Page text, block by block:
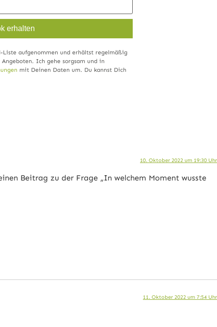
erhalten
aufgenommen und erhältst regelmäßig
Ich gehe sorgsam und in
mit Deinen Daten um. Du kannst Dich
10. Oktober 2022 um 19:30 Uhr
Beitrag zu der Frage „In welchem Moment wusste
11. Oktober 2022 um 7:54 Uhr